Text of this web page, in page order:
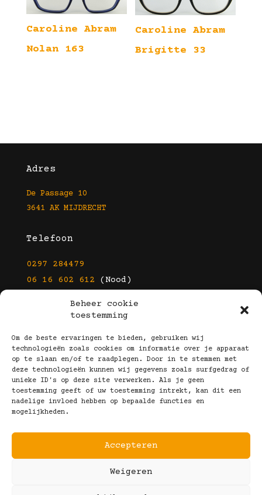
Beheer cookie
toestemming
Om de beste ervaringen te bieden, gebruiken wij
technologieën zoals cookies om informatie over je apparaat
op te slaan en/of te raadplegen. Door in te stemmen met
deze technologieën kunnen wij gegevens zoals surfgedrag of
unieke ID's op deze site verwerken. Als je geen
toestemming geeft of uw toestemming intrekt, kan dit een
nadelige invloed hebben op bepaalde functies en
mogelijkheden.
Accepteren
Weigeren
Caroline Abram
Nolan 163
Caroline Abram
Brigitte 33
Adres
De Passage 10
3641 AK MIJDRECHT
Telefoon
0297 284479
06 16 602 612 (Nood)
info@kootbrillen.nl
Volg Ons!
Copyright © 2025 Koot Brillen
Algemene Voorwaarden